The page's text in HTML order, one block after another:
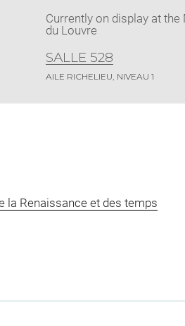
Currently on display at the
du Louvre
SALLE 528
AILE RICHELIEU, NIVEAU 1
la Renaissance et des temps